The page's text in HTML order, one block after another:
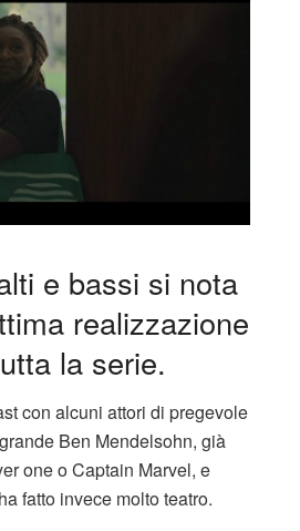
e bassi si nota
realizzazione
la serie.
con alcuni attori di pregevole
Ben Mendelsohn, già
one o Captain Marvel, e
fatto invece molto teatro.